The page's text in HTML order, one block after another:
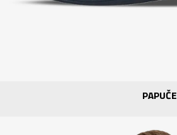
PAPUČE